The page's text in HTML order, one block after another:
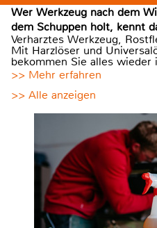
Wer Werkzeug nach dem
dem Schuppen holt, kennt
Verharztes Werkzeug,
Mit Harzlöser und
bekommen Sie alles wieder
>> Mehr erfahren
>> Alle anzeigen